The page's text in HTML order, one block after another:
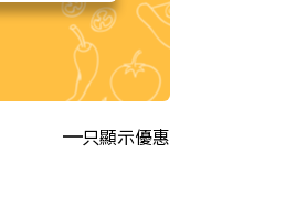
只顯示優惠